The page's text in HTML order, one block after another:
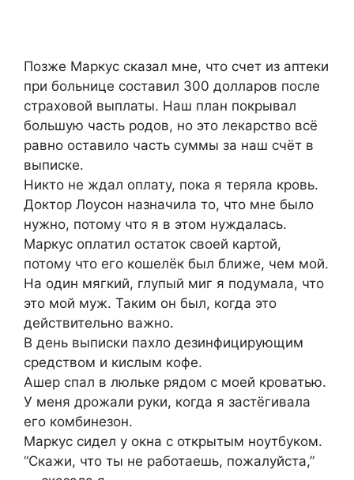
Позже Маркус сказал мне, что счет из аптеки
при больнице составил 300 долларов после
страховой выплаты. Наш план покрывал
большую часть родов, но это лекарство всё
равно оставило часть суммы за наш счёт в
выписке.
Никто не ждал оплату, пока я теряла кровь.
Доктор Лоусон назначила то, что мне было
нужно, потому что я в этом нуждалась.
Маркус оплатил остаток своей картой,
потому что его кошелёк был ближе, чем мой.
На один мягкий, глупый миг я подумала, что
это мой муж. Таким он был, когда это
действительно важно.
В день выписки пахло дезинфицирующим
средством и кислым кофе.
Ашер спал в люльке рядом с моей кроватью.
У меня дрожали руки, когда я застёгивала
его комбинезон.
Маркус сидел у окна с открытым ноутбуком.
“Скажи, что ты не работаешь, пожалуйста,”